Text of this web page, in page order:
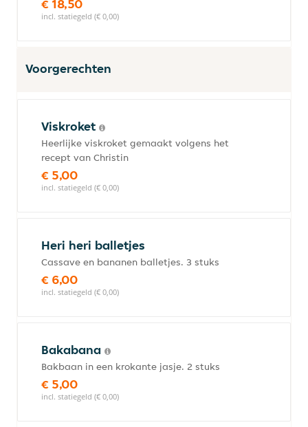
€ 18,50
incl. statiegeld (€ 0,00)
Voorgerechten
Viskroket
Heerlijke viskroket gemaakt volgens het
recept van Christin
€ 5,00
incl. statiegeld (€ 0,00)
Heri heri balletjes
Cassave en bananen balletjes. 3 stuks
€ 6,00
incl. statiegeld (€ 0,00)
Bakabana
Bakbaan in een krokante jasje. 2 stuks
€ 5,00
incl. statiegeld (€ 0,00)